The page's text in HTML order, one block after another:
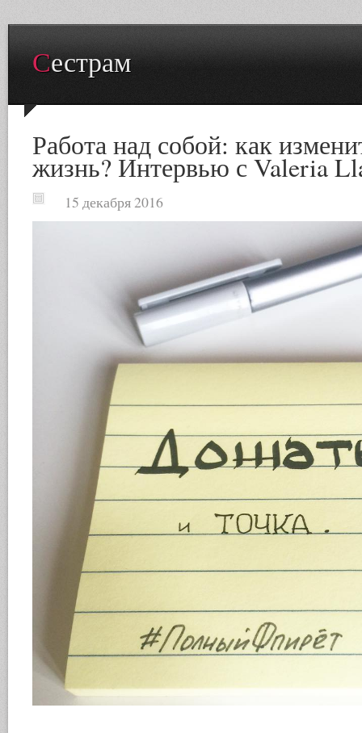
Сестрам
Работа над собой: как
жизнь? Интервью с Valeria
15 декабря 2016